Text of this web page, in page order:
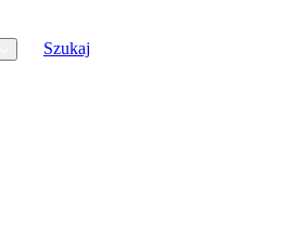
Szukaj